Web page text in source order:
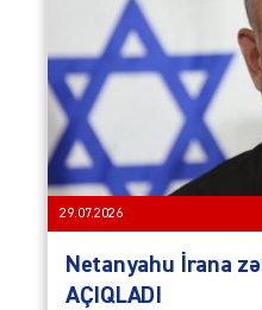
29.07.2026
Netanyahu İrana
AÇIQLADI